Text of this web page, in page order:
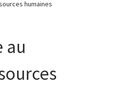
humaines
au